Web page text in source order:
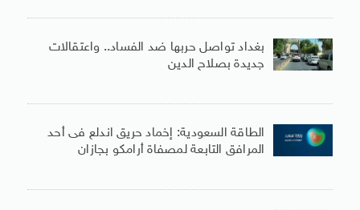
بغداد تواصل حربها ضد الفساد.. واعتقالات
جديدة بصلاح الدين
الطاقة السعودية: إخماد حريق اندلع فى أحد
المرافق التابعة لمصفاة أرامكو بجازان